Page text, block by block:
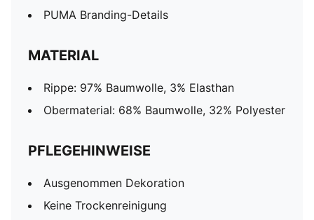
PUMA Branding-Details
MATERIAL
Rippe: 97% Baumwolle, 3% Elasthan
Obermaterial: 68% Baumwolle, 32% Polyester
PFLEGEHINWEISE
Ausgenommen Dekoration
Keine Trockenreinigung